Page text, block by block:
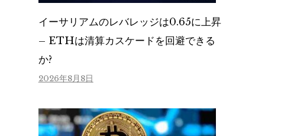
イーサリアムのレバレッジは0.65に上昇
– ETHは清算カスケードを回避できる
か?
2026年8月8日